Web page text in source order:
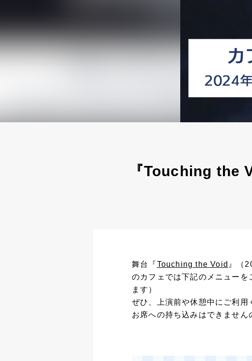
『Touching the
舞台『Touching the Void 』（
のカフェでは下記のメニュー
ます）
ぜひ、上演前や休憩中にご利用
お席への持ち込みはできません